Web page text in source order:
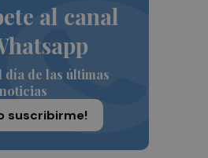
al canal
día de las últimas
noticias
suscribirme!